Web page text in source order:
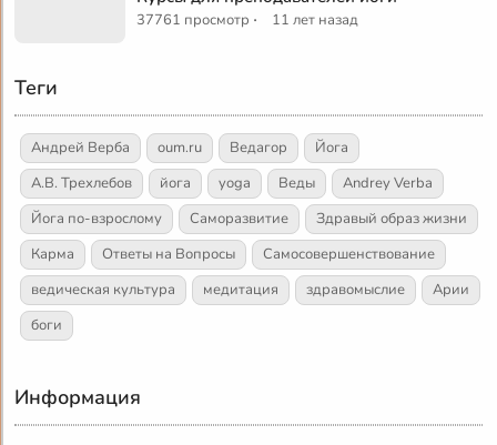
37761 просмотр · 11 лет назад
Теги
Андрей Верба oum.ru Ведагор
Йога
А.В. Трехлебов
йога yoga Веды
Andrey Verba
Йога по-взрослому
Саморазвитие
Здравый образ жизни
Карма
Ответы на Вопросы
Самосовершенствование
ведическая культура
медитация здравомыслие
Арии
боги
Информация